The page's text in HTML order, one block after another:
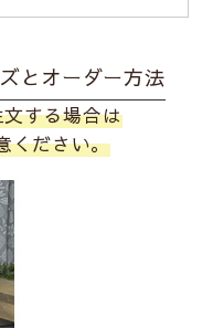
とオーダー方法
する場合は
ください。